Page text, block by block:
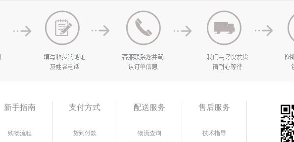
新手指南
购物流程
支付方式
货到付款
配送服务
物流查询
售后服务
技术指导